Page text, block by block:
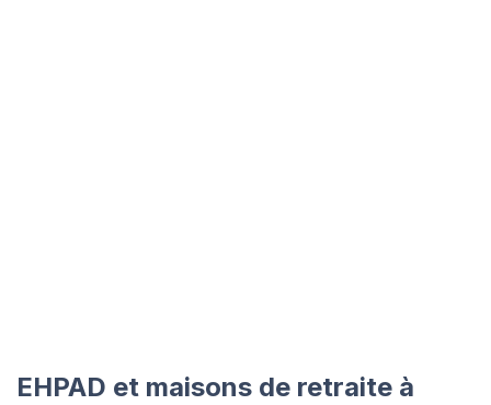
EHPAD et maisons de retraite à